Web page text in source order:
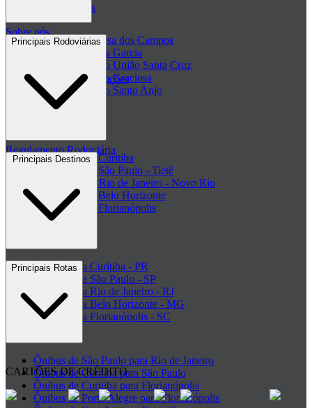
Passagens de ônibus
Sobre nós
Central de ajuda - FAQ
Regulamento de Promoções
Clube de ofertas
Regulamento Rodoviária
Passagem Princesa dos Campos
Passagem Viação Garcia
Passagem Viação União Santa Cruz
Passagem Viação Graciosa
Passagem Viação Santo Anjo
+ Viações
Principais Rodoviárias
Rodoviária de Curitiba
Rodoviária de São Paulo - Tietê
Rodoviária do Rio de Janeiro - Novo Rio
Rodoviária de Belo Horizonte
Rodoviária de Florianópolis
+ Rodoviárias
Ônibus para Curitiba - PR
Ônibus para São Paulo - SP
Ônibus para Rio de Janeiro - RJ
Ônibus para Belo Horizonte - MG
Ônibus para Florianópolis - SC
Principais Rotas
Ônibus de São Paulo para Rio de Janeiro
Ônibus de Curitiba para São Paulo
Ônibus de Curitiba para Florianópolis
Ônibus de Porto Alegre para Florianópolis
CARTÕES DE CRÉDITO